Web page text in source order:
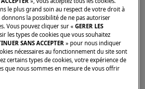
catamarans sont équipés
en cas de chavirement
aux exigences
aux normes CE de sécurité
catamarans.
avons installé des trappes
le plus grand soin au respect de votre droit à
donnons la possibilité de ne pas autoriser
Vous pouvez cliquer sur «GERER LES
les types de cookies que vous souhaitez
SANS ACCEPTER» pour nous indiquer
nécessaires au fonctionnement du site sont
certains types de cookies, votre expérience de
que nous sommes en mesure de vous offrir